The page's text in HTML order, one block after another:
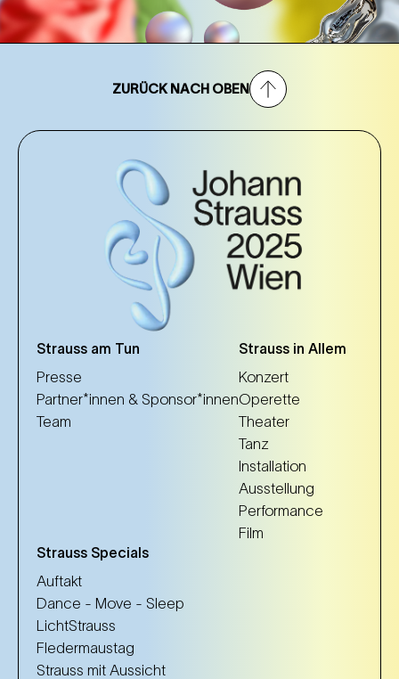
ZURÜCK NACH OBEN
Strauss am Tun
Presse
Partner*innen & Sponsor*innen
Team
Strauss in Allem
Konzert
Operette
Theater
Tanz
Installation
Ausstellung
Performance
Film
Strauss Specials
Auftakt
Dance - Move - Sleep
LichtStrauss
Fledermaustag
Strauss mit Aussicht